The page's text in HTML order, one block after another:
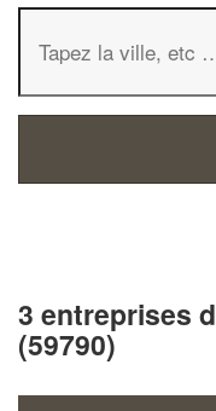
3 entreprises
(59790)